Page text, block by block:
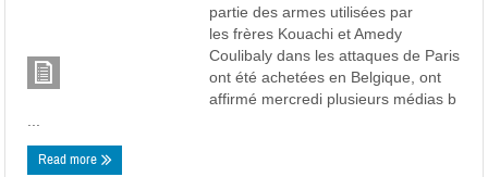
partie des armes utilisées par
les frères Kouachi et Amedy
Coulibaly dans les attaques de Paris
ont été achetées en Belgique, ont
affirmé mercredi plusieurs médias b
Read more